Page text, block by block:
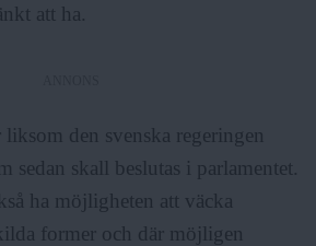
att ha.
den svenska regeringen
sedan skall beslutas i parlamentet.
ha möjligheten att väcka
former och där möjligen